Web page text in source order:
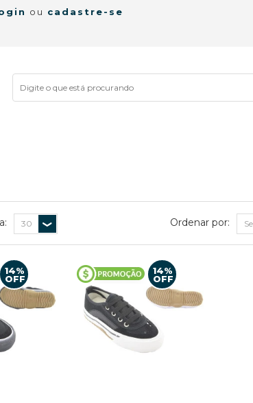
ou cadastre-se
Ordenar por:
14%
OFF
14%
OFF